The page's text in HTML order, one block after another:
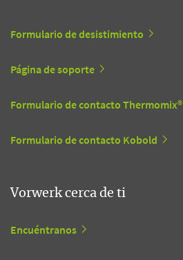
Formulario de desistimiento
Página de soporte
Formulario de contacto Thermomix®
Formulario de contacto Kobold
Vorwerk cerca de ti
Encuéntranos